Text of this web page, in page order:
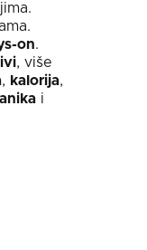
on.
, više
, kalorija,
i